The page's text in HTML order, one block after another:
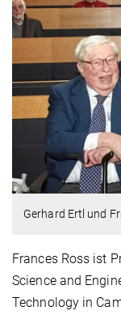
Gerhard Ertl und
Frances Ross ist
Science and
Technology in